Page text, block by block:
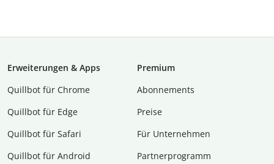
Erweiterungen & Apps
Quillbot für Chrome
Quillbot für Edge
Quillbot für Safari
Quillbot für Android
Premium
Abon­ne­ments
Preise
Für Unternehmen
Partnerprogramm